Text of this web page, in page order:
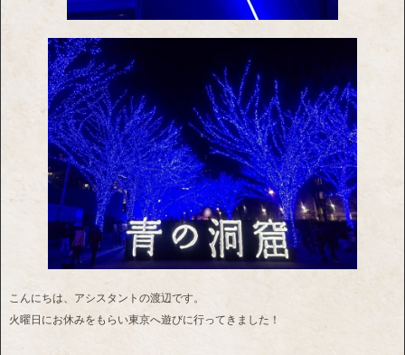
こんにちは、アシスタントの渡辺です。
火曜日にお休みをもらい東京へ遊びに行ってきました！